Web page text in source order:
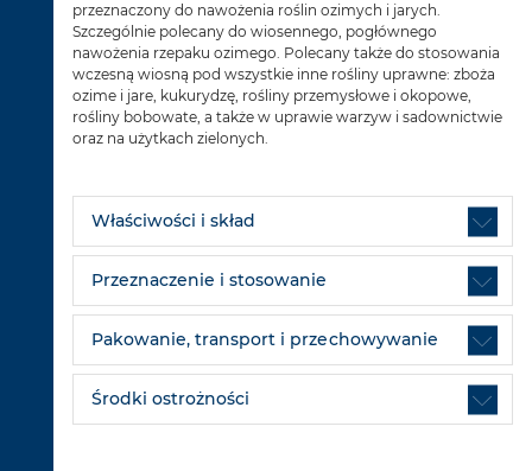
przeznaczony do nawożenia roślin ozimych i jarych.
Szczególnie polecany do wiosennego, pogłównego
nawożenia rzepaku ozimego. Polecany także do stosowania
wczesną wiosną pod wszystkie inne rośliny uprawne: zboża
ozime i jare, kukurydzę, rośliny przemysłowe i okopowe,
rośliny bobowate, a także w uprawie warzyw i sadownictwie
oraz na użytkach zielonych.
Właściwości i skład
Przeznaczenie i stosowanie
Pakowanie, transport i przechowywanie
Środki ostrożności